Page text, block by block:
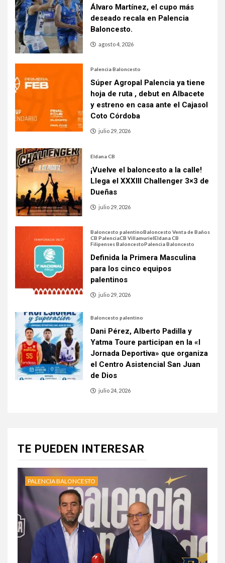
Álvaro Martínez, el cupo más
deseado recala en Palencia
Baloncesto.
agosto 4, 2026
Palencia Baloncesto
Súper Agropal Palencia ya tiene
hoja de ruta , debut en Albacete
y estreno en casa ante el Cajasol
Coto Córdoba
julio 29, 2026
Eldana CB
¡Vuelve el baloncesto a la calle!
Llega el XXXIII Challenger 3×3 de
Dueñas
julio 29, 2026
Baloncesto palentinoBaloncesto Venta de Baños
CB PalenciaCB VillamurielEldana CB
Filipenses BaloncestoPalencia Baloncesto
Definida la Primera Masculina
para los cinco equipos
palentinos
julio 29, 2026
Baloncesto palentino
Dani Pérez, Alberto Padilla y
Yatma Toure participan en la «I
Jornada Deportiva» que organiza
el Centro Asistencial San Juan
de Dios
julio 24, 2026
TE PUEDEN INTERESAR
PALENCIA BALONCESTO